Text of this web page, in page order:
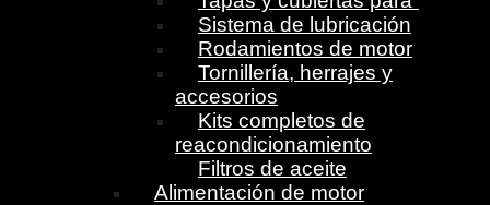
Sistema de lubricación
Rodamientos de motor
Tornillería, herrajes y
accesorios
Kits completos de
reacondicionamiento
Filtros de aceite
Alimentación de motor